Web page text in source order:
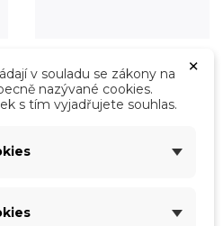
×
v souladu se zákony na
nazývané cookies.
s tím vyjadřujete souhlas.